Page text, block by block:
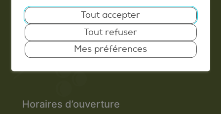
Route de Savoie 54
1975 St-Séverin
T. 027 345 45 45
info@conthey.ch
Horaires d’ouverture
Tout accepter
Tout refuser
Mes préférences